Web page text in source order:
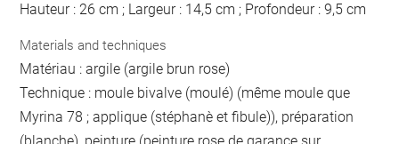
Hauteur : 26 cm ; Largeur : 14,5 cm ; Profondeur : 9,5 cm
Materials and techniques
Matériau : argile (argile brun rose)
Technique : moule bivalve (moulé) (même moule que
Myrina 78 ; applique (stéphanè et fibule)), préparation
(blanche), peinture (peinture rose de garance sur